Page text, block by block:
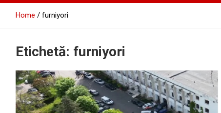
Home furniyori
Etichetă: furniyori